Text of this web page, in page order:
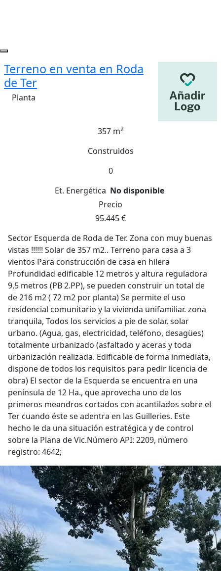
Terreno en venta en Roda
de Ter
Planta
357 m2
Construidos
0
Et. Energética No disponible
Precio
95.445 €
Sector Esquerda de Roda de Ter. Zona con muy buenas
vistas !!!!!! Solar de 357 m2.. Terreno para casa a 3
vientos Para construcción de casa en hilera
Profundidad edificable 12 metros y altura reguladora
9,5 metros (PB 2.PP), se pueden construir un total de
de 216 m2 ( 72 m2 por planta) Se permite el uso
residencial comunitario y la vivienda unifamiliar. zona
tranquila, Todos los servicios a pie de solar, solar
urbano. (Agua, gas, electricidad, teléfono, desagües)
totalmente urbanizado (asfaltado y aceras y toda
urbanización realizada. Edificable de forma inmediata,
dispone de todos los requisitos para pedir licencia de
obra) El sector de la Esquerda se encuentra en una
península de 12 Ha., que aprovecha uno de los
primeros meandros cortados con acantilados sobre el
Ter cuando éste se adentra en las Guilleries. Este
hecho le da una situación estratégica y de control
sobre la Plana de Vic.Número API: 2209, número
registro: 4642;